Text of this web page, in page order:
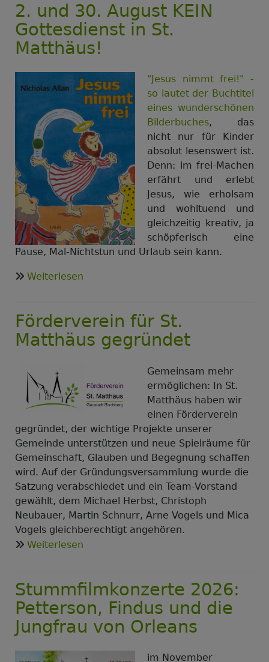
sich
wieder
am
16.
2. und 30. August KEIN
Gottesdienst in St.
Matthäus!
"Jesus nimmt frei!" -
so lautet der Buchtitel
eines wunderschönen
Bilderbuches, das
nicht nur für Kinder
absolut lesenswert ist.
Denn: im frei-Machen
erfährt und erlebt
Jesus, wie erholsam
und wohltuend und
gleichzeitig kreativ, ja
schöpferisch eine
Pause, Mal-Nichtstun und Urlaub sein kann.
Weiterlesen
30.
August
KEIN
St.
Matthäus!
Förderverein für St.
Matthäus gegründet
Gemeinsam mehr
ermöglichen: In St.
Matthäus haben wir
einen Förderverein
gegründet, der wichtige Projekte unserer
Gemeinde unterstützen und neue Spielräume für
Gemeinschaft, Glauben und Begegnung schaffen
wird. Auf der Gründungsversammlung wurde die
Satzung verabschiedet und ein Team-Vorstand
gewählt, dem Michael Herbst, Christoph
Neubauer, Martin Schnurr, Arne Vogels und Mica
Vogels gleichberechtigt angehören.
Weiterlesen
St.
Matthäus
gegründet
Stummfilmkonzerte 2026:
Petterson, Findus und die
Jungfrau von Orleans
im November